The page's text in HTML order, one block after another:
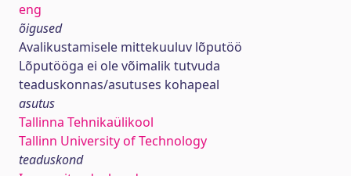
eng
õigused
Avalikustamisele mittekuuluv lõputöö
Lõputööga ei ole võimalik tutvuda
teaduskonnas/asutuses kohapeal
asutus
Tallinna Tehnikaülikool
Tallinn University of Technology
teaduskond